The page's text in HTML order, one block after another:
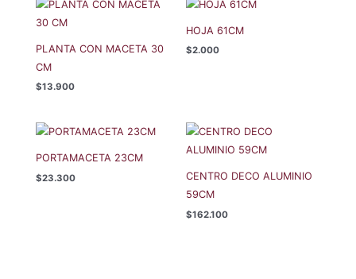
PLANTA CON MACETA 30
CM
$13.900
HOJA 61CM
$2.000
PORTAMACETA 23CM
$23.300
CENTRO DECO ALUMINIO
59CM
$162.100